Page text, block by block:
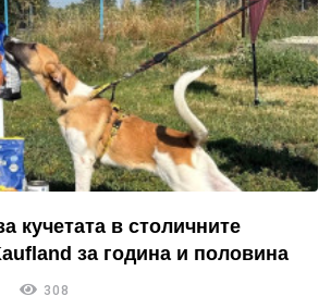
кучетата в столичните
за година и половина
308